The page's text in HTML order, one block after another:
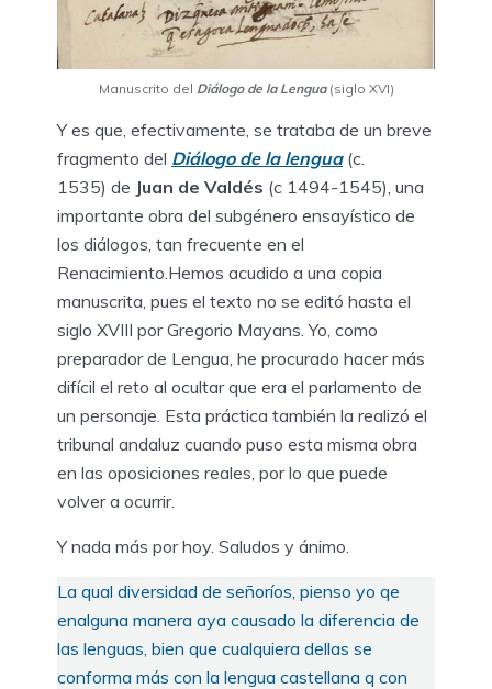
Manuscrito del Diálogo de la Lengua(siglo XVI)
Y es que, efectivamente, se trataba de un breve
fragmento del Diálogo de la lengua(c.
1535) de Juan de Valdés (c 1494-1545), una
importante obra del subgénero ensayístico de
los diálogos, tan frecuente en el
Renacimiento.Hemos acudido a una copia
manuscrita, pues el texto no se editó hasta el
siglo XVIII por Gregorio Mayans. Yo, como
preparador de Lengua, he procurado hacer más
difícil el reto al ocultar que era el parlamento de
un personaje. Esta práctica también la realizó el
tribunal andaluz cuando puso esta misma obra
en las oposiciones reales, por lo que puede
volver a ocurrir.
Y nada más por hoy. Saludos y ánimo.
La qual diversidad de señoríos, pienso yo qe
enalguna manera aya causado la diferencia de
las lenguas, bien que cualquiera dellas se
conforma más con la lengua castellana q con